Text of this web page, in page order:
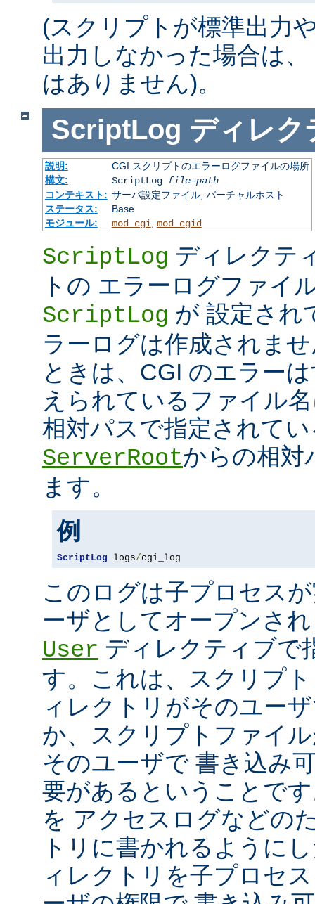
(スクリプトが標準出力
出力しなかった場合は
はありません)。
ScriptLog ディレク
説明:
CGI スクリプトのエラーログファイルの場所
構文:
ScriptLog file-path
コンテキスト: サーバ設定ファイル, バーチャルホスト
ステータス:
Base
モジュール:
mod_cgi mod_cgid
ScriptLog ディレクテ
トの エラーログファイ
ScriptLog が 設定され
ラーログは作成されま
ときは、CGI のエラー
えられているファイル
相対パスで指定されて
ServerRootからの相対
ます。
例
ScriptLog logs/cgi_log
このログは子プロセス
ーザとしてオープンさ
User ディレクティブで
す。これは、スクリプ
ィレクトリがそのユー
か、スクリプトファイ
そのユーザで 書き込み
要があるということで
を アクセスログなどの
トリに書かれるように
ィレクトリを子プロセ